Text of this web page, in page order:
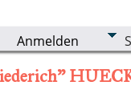
Anmelden